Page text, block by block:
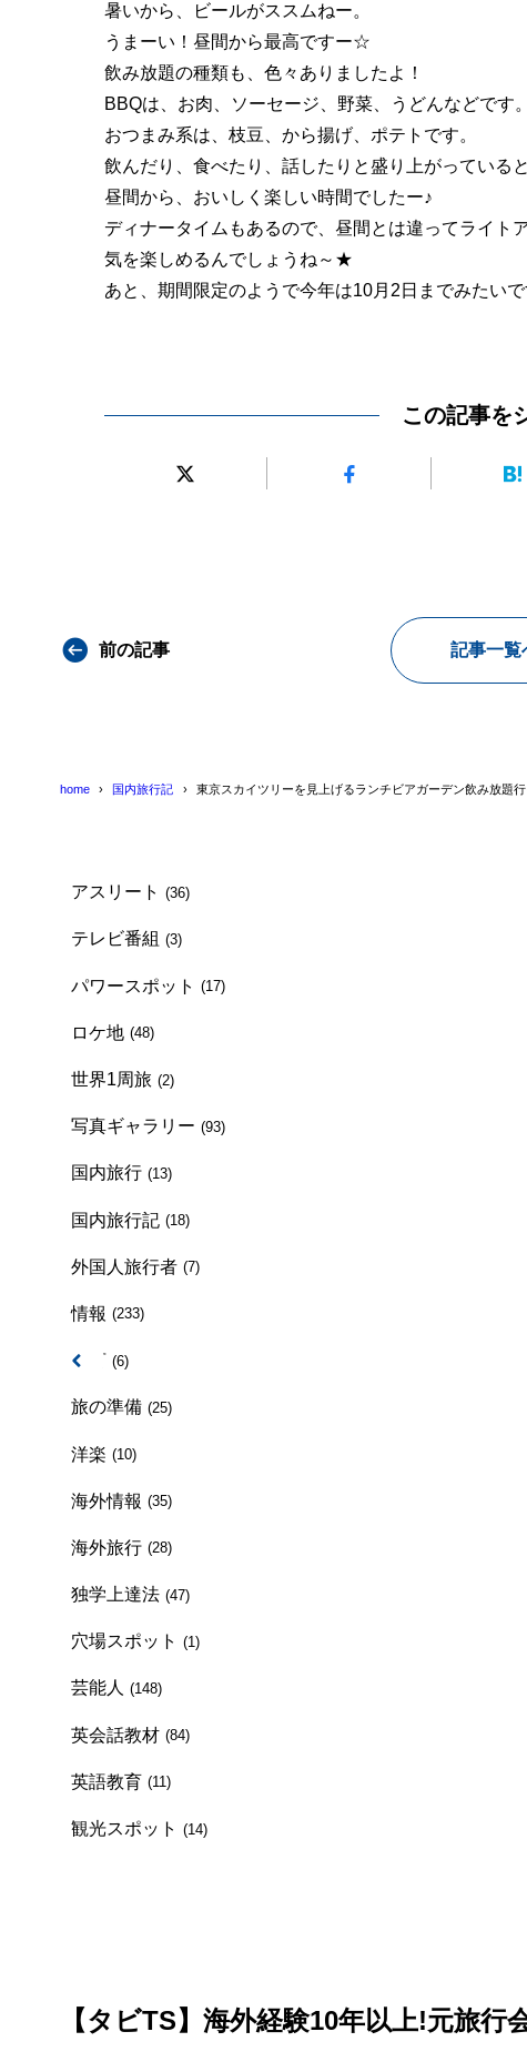
暑いから、
ビールがススムねー。
うまーい！昼間から最高ですー☆
飲み放題の種類も、色々ありましたよ！
BBQは、お肉、ソーセージ、野菜、うどんなどです。
おつまみ系は、枝豆、から揚げ、ポテトです。
飲んだり、食べたり、話したりと盛り上がっている
昼間から、おいしく楽しい時間でしたー♪
ディナータイムもあるので、昼間とは違ってライト
気を楽しめるんでしょうね～★
あと、期間限定のようで今年は10月2日までみたいで
この記事を
前の記事 記事一覧
home 国内旅行記 東京スカイツリーを見上げるランチビアガーデン飲み放題
アスリート (36)
テレビ番組 (3)
パワースポット (17)
ロケ地 (48)
世界1周旅 (2)
写真ギャラリー (93)
国内旅行 (13)
国内旅行記 (18)
外国人旅行者 (7)
情報 (233)
方言 (6)
旅の準備 (25)
洋楽 (10)
海外情報 (35)
海外旅行 (28)
独学上達法 (47)
穴場スポット (1)
芸能人 (148)
英会話教材 (84)
英語教育 (11)
観光スポット (14)
【タビTS】海外経験10年以上!元旅行